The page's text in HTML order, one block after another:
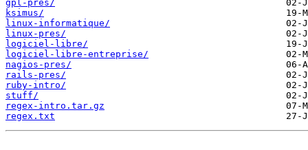
gpl-pres/
ksimus/
linux-informatique/
linux-pres/
logiciel-libre/
logiciel-libre-entreprise/
nagios-pres/
rails-pres/
ruby-intro/
stuff/
regex-intro.tar.gz
regex.txt